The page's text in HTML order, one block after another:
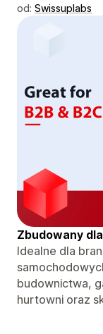
od: Swissuplabs
Zbudowany
Idealne dla
budownictwa,
hurtowni oraz